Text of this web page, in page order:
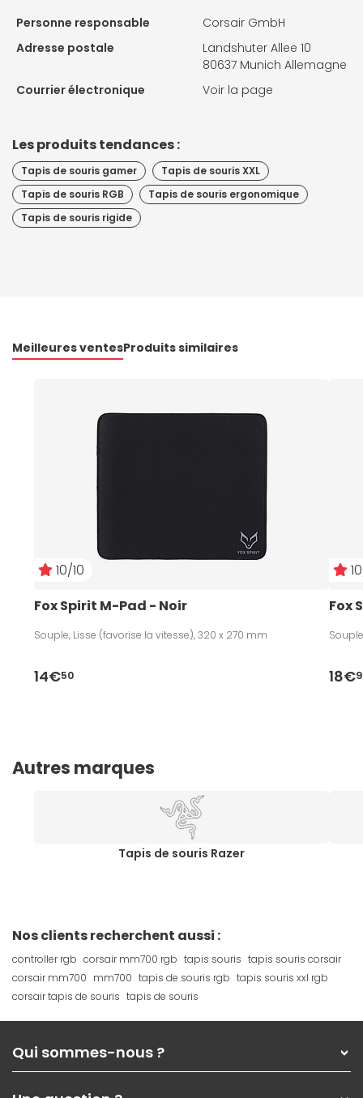
Personne responsable
Corsair GmbH
Adresse postale
Landshuter Allee 10
80637 Munich Allemagne
Courrier électronique
Voir la page
Les produits tendances :
Tapis de souris gamer
Tapis de souris XXL
Tapis de souris RGB
Tapis de souris ergonomique
Tapis de souris rigide
Meilleures ventesProduits similaires
10/10
Fox Spirit M-Pad - Noir
Souple, Lisse (favorise la vitesse), 320 x 270 mm
14€50
Fox
18€
Autres marques
Tapis de souris Razer
Nos clients recherchent aussi :
controller rgb corsair mm700 rgb tapis souris tapis souris corsair
corsair mm700 mm700 tapis de souris rgb tapis souris xxl rgb
corsair tapis de souris tapis de souris
Qui sommes-nous ?